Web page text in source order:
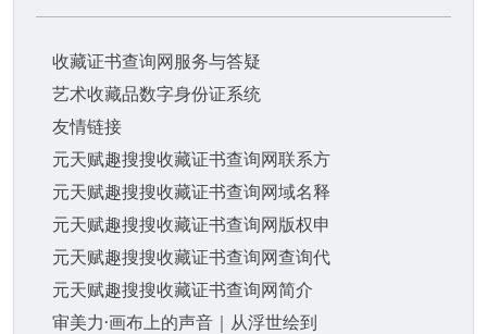
收藏证书查询网服务与答疑
艺术收藏品数字身份证系统
友情链接
元天赋趣搜搜收藏证书查询网联系方
元天赋趣搜搜收藏证书查询网域名释
元天赋趣搜搜收藏证书查询网版权申
元天赋趣搜搜收藏证书查询网查询代
元天赋趣搜搜收藏证书查询网简介
审美力·画布上的声音｜从浮世绘到